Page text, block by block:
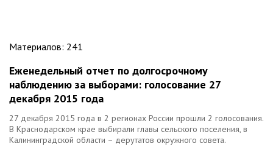
Материалов: 241
Еженедельный отчет по долгосрочному
наблюдению за выборами: голосование 27
декабря 2015 года
27 декабря 2015 года в 2 регионах России прошли 2 голосования.
В Краснодарском крае выбирали главы сельского поселения, в
Калининградской области – дерутатов окружного совета.